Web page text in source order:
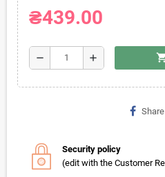
₴439.00
remove add
Share
Security policy
(edit with the Customer